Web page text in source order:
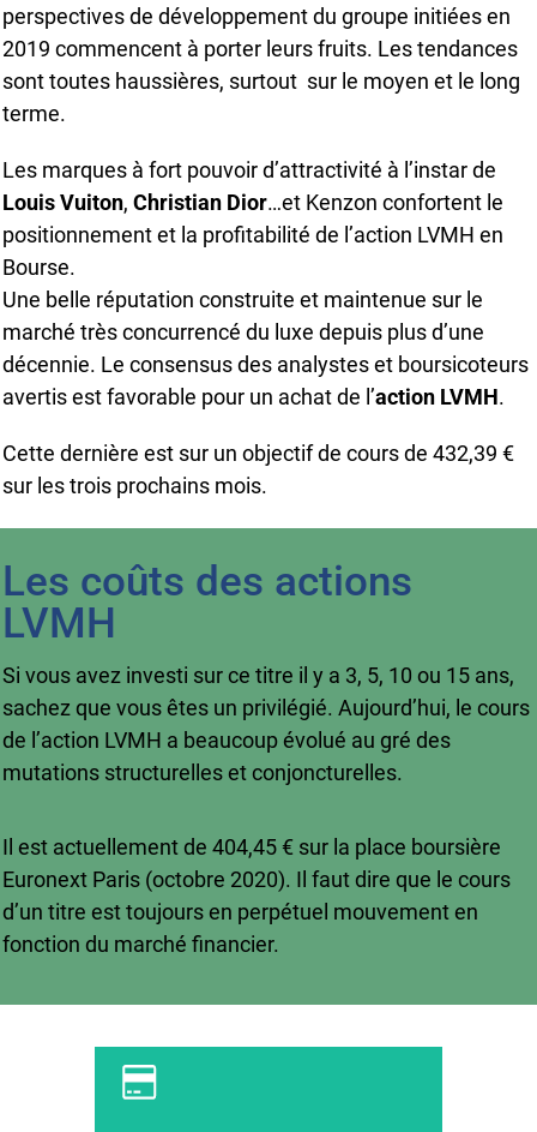
perspectives de développement du groupe initiées en
2019 commencent à porter leurs fruits. Les tendances
sont toutes haussières, surtout sur le moyen et le long
terme.
Les marques à fort pouvoir d’attractivité à l’instar de
Louis Vuiton, Christian Dior…et Kenzon confortent le
positionnement et la profitabilité de l’action LVMH en
Bourse.
Une belle réputation construite et maintenue sur le
marché très concurrencé du luxe depuis plus d’une
décennie. Le consensus des analystes et boursicoteurs
avertis est favorable pour un achat de l’action LVMH.
Cette dernière est sur un objectif de cours de 432,39 €
sur les trois prochains mois.
Les coûts des actions
LVMH
Si vous avez investi sur ce titre il y a 3, 5, 10 ou 15 ans,
sachez que vous êtes un privilégié. Aujourd’hui, le cours
de l’action LVMH a beaucoup évolué au gré des
mutations structurelles et conjoncturelles.
Il est actuellement de 404,45 € sur la place boursière
Euronext Paris (octobre 2020). Il faut dire que le cours
d’un titre est toujours en perpétuel mouvement en
fonction du marché financier.